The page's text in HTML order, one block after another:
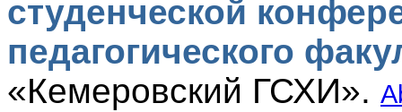
студенческой
педагогического
«Кемеровский ГСХИ».